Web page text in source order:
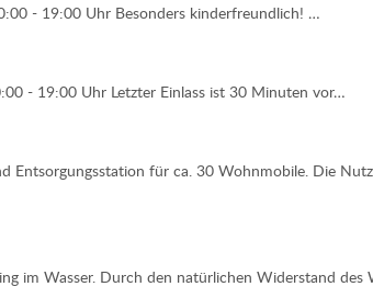
- 19:00 Uhr Besonders kinderfreundlich! …
- 19:00 Uhr Letzter Einlass ist 30 Minuten vor…
Entsorgungsstation für ca. 30 Wohnmobile. Die
im Wasser. Durch den natürlichen Widerstand des